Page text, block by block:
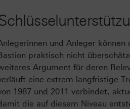
und Anleger
praktisch nicht
Argument für deren
eine extrem langfristige
1987 und 2011 verbindet,
die auf diesem Niveau